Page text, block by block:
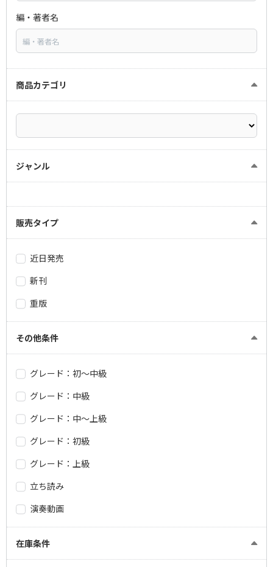
編・著者名
商品カテゴリ
ジャンル
販売タイプ
近日発売
新刊
重版
その他条件
グレード：初～中級
グレード：中級
グレード：中～上級
グレード：初級
グレード：上級
立ち読み
演奏動画
在庫条件